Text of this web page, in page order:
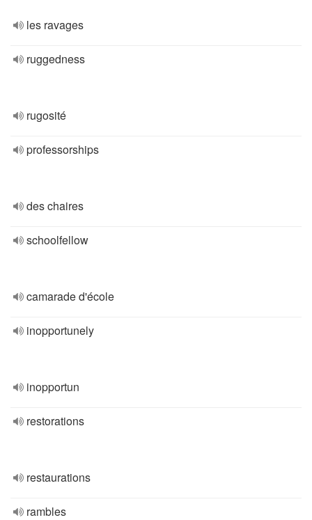
les ravages
ruggedness
rugosité
professorships
des chaires
schoolfellow
camarade d'école
inopportunely
inopportun
restorations
restaurations
rambles